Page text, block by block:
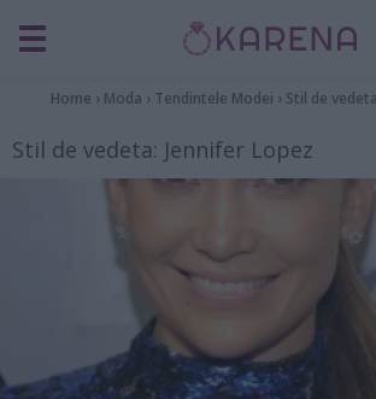
Home › Moda › Tendintele Modei › Stil de
Stil de vedeta: Jennifer Lopez